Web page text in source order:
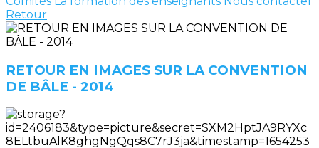
Retour
RETOUR EN IMAGES SUR LA CONVENTION
DE BÂLE - 2014